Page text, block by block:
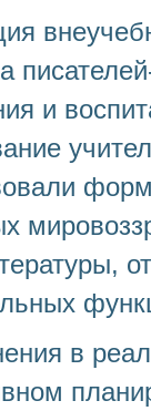
и
в